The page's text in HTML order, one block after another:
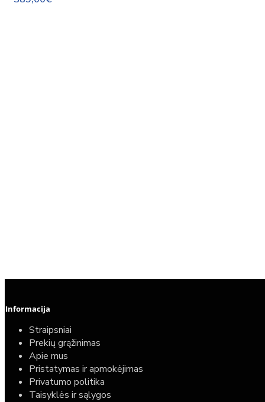
Informacija
Straipsniai
Prekių grąžinimas
Apie mus
Pristatymas ir apmokėjimas
Privatumo politika
Taisyklės ir sąlygos